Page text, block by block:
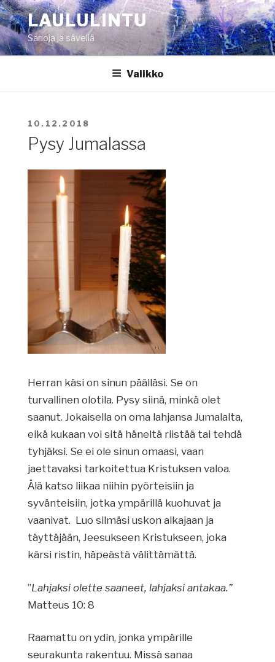
Siirry
sisältöönLAULULINTU
Sanoja ja säveliä
Valikko
JULKAISTU
10.12.2018
Pysy Jumalassa
Herran käsi on sinun päälläsi. Se on
turvallinen olotila. Pysy siinä, minkä olet
saanut. Jokaisella on oma lahjansa Jumalalta,
eikä kukaan voi sitä häneltä riistää tai tehdä
tyhjäksi. Se ei ole sinun omaasi, vaan
jaettavaksi tarkoitettua Kristuksen valoa.
Älä katso liikaa niihin pyörteisiin ja
syvänteisiin, jotka ympärillä kuohuvat ja
vaanivat. Luo silmäsi uskon alkajaan ja
täyttäjään, Jeesukseen Kristukseen, joka
kärsi ristin, häpeästä välittämättä.
”Lahjaksi olette saaneet, lahjaksi antakaa.”
Matteus 10: 8
Raamattu on ydin, jonka ympärille
seurakunta rakentuu. Missä sanaa